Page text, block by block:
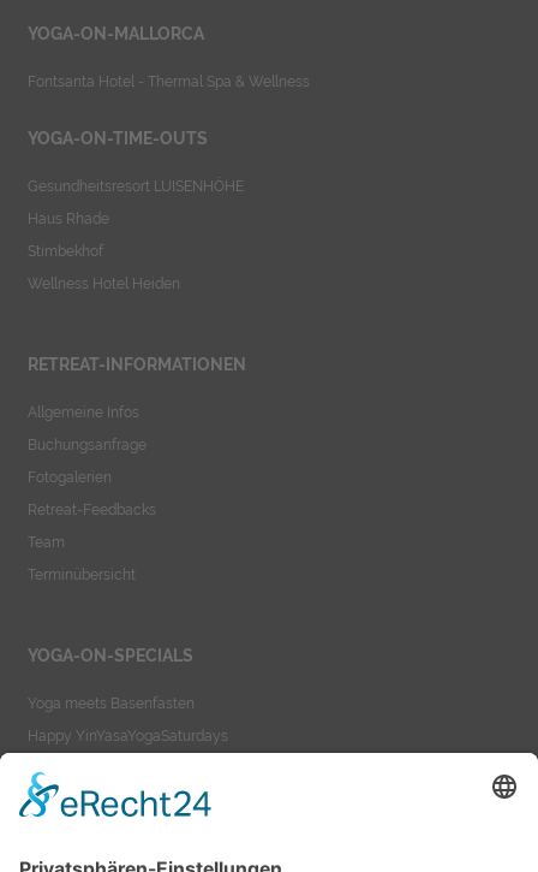
YOGA-ON-MALLORCA
Fontsanta Hotel - Thermal Spa & Wellness
YOGA-ON-TIME-OUTS
Gesundheitsresort LUISENHÖHE
Haus Rhade
Stimbekhof
Wellness Hotel Heiden
RETREAT-INFORMATIONEN
Allgemeine Infos
Buchungsanfrage
Fotogalerien
Retreat-Feedbacks
Team
Terminübersicht
YOGA-ON-SPECIALS
Yoga meets Basenfasten
Happy YinYasaYogaSaturdays
Yoga meets Ayurveda
Yoga-On-TeacherTraining
YOGA-ON-VIDEOS